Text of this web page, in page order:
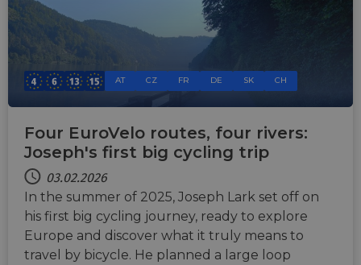
AT CZ FR DE SK CH
Four EuroVelo routes, four rivers:
Joseph's first big cycling trip
03.02.2026
In the summer of 2025, Joseph Lark set off on
his first big cycling journey, ready to explore
Europe and discover what it truly means to
travel by bicycle. He planned a large loop